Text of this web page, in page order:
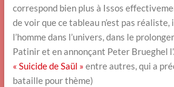
correspond bien plus à Issos
de voir que ce tableau n’est pas
l’homme dans l’univers, dans le
Patinir et en annonçant Peter Brueghel
« Suicide de Saül » entre autres, qui a
bataille pour thème)